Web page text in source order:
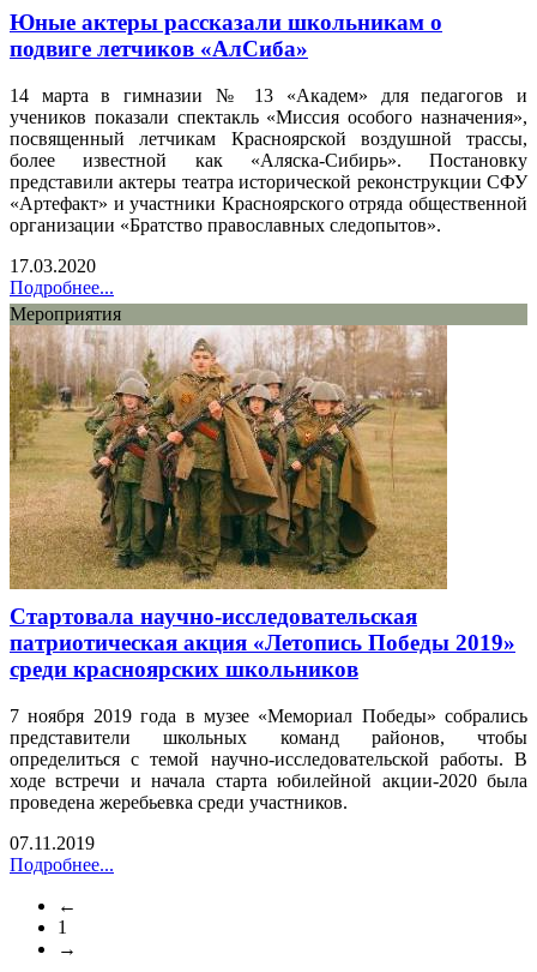
Юные актеры рассказали школьникам о
подвиге летчиков «АлСиба»
14 марта в гимназии № 13 «Академ» для педагогов и
учеников показали спектакль «Миссия особого назначения»,
посвященный летчикам Красноярской воздушной трассы,
более известной как «Аляска-Сибирь». Постановку
представили актеры театра исторической реконструкции СФУ
«Артефакт» и участники Красноярского отряда общественной
организации «Братство православных следопытов».
17.03.2020
Подробнее...
Мероприятия
Стартовала научно-исследовательская
патриотическая акция «Летопись Победы 2019»
среди красноярских школьников
7 ноября 2019 года в музее «Мемориал Победы» собрались
представители школьных команд районов, чтобы
определиться с темой научно-исследовательской работы. В
ходе встречи и начала старта юбилейной акции-2020 была
проведена жеребьевка среди участников.
07.11.2019
Подробнее...
←
1
→